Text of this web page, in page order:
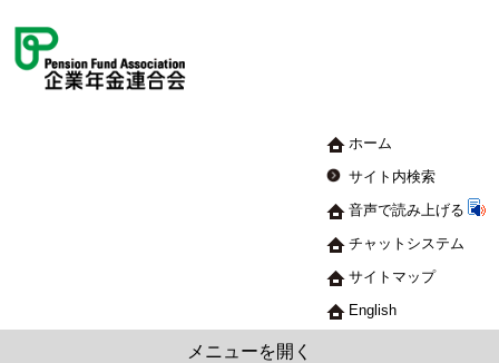
ホーム
サイト内検索
音声で読み上げる
チャットシステム
サイトマップ
English
メニューを開く